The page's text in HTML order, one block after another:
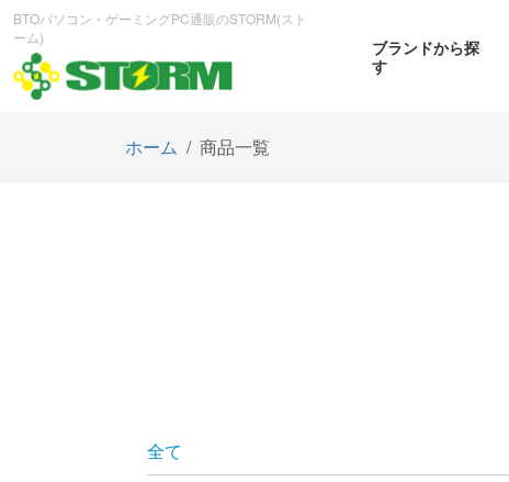
BTOパソコン・ゲーミングPC通販のSTORM(スト
ーム)
ブランドから探
す
ホーム 商品一覧
全て